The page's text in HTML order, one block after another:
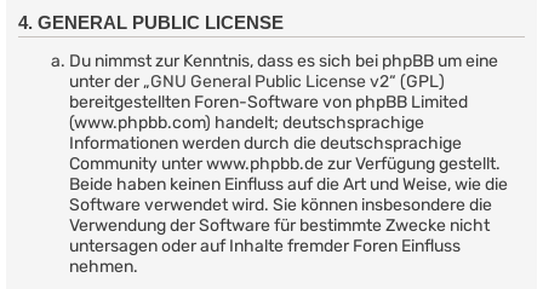
4. GENERAL PUBLIC LICENSE
Du nimmst zur Kenntnis, dass es sich bei phpBB um eine
unter der „GNU General Public License v2“ (GPL)
bereitgestellten Foren-Software von phpBB Limited
(www.phpbb.com) handelt; deutschsprachige
Informationen werden durch die deutschsprachige
Community unter www.phpbb.de zur Verfügung gestellt.
Beide haben keinen Einfluss auf die Art und Weise, wie die
Software verwendet wird. Sie können insbesondere die
Verwendung der Software für bestimmte Zwecke nicht
untersagen oder auf Inhalte fremder Foren Einfluss
nehmen.